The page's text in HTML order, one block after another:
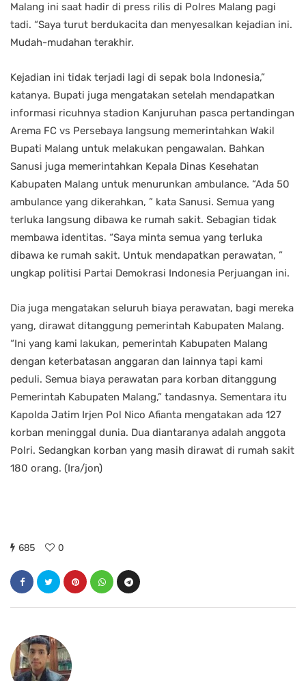
Malang ini saat hadir di press rilis di Polres Malang pagi
tadi. “Saya turut berdukacita dan menyesalkan kejadian ini.
Mudah-mudahan terakhir.
Kejadian ini tidak terjadi lagi di sepak bola Indonesia,”
katanya. Bupati juga mengatakan setelah mendapatkan
informasi ricuhnya stadion Kanjuruhan pasca pertandingan
Arema FC vs Persebaya langsung memerintahkan Wakil
Bupati Malang untuk melakukan pengawalan. Bahkan
Sanusi juga memerintahkan Kepala Dinas Kesehatan
Kabupaten Malang untuk menurunkan ambulance. “Ada 50
ambulance yang dikerahkan, ” kata Sanusi. Semua yang
terluka langsung dibawa ke rumah sakit. Sebagian tidak
membawa identitas. “Saya minta semua yang terluka
dibawa ke rumah sakit. Untuk mendapatkan perawatan, ”
ungkap politisi Partai Demokrasi Indonesia Perjuangan ini.
Dia juga mengatakan seluruh biaya perawatan, bagi mereka
yang, dirawat ditanggung pemerintah Kabupaten Malang.
“Ini yang kami lakukan, pemerintah Kabupaten Malang
dengan keterbatasan anggaran dan lainnya tapi kami
peduli. Semua biaya perawatan para korban ditanggung
Pemerintah Kabupaten Malang,” tandasnya. Sementara itu
Kapolda Jatim Irjen Pol Nico Afianta mengatakan ada 127
korban meninggal dunia. Dua diantaranya adalah anggota
Polri. Sedangkan korban yang masih dirawat di rumah sakit
180 orang. (Ira/jon)
685 0